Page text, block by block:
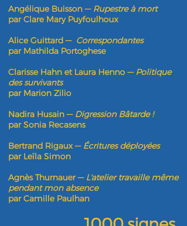
Angélique Buisson — Rupestre à mort
par Clare Mary Puyfoulhoux
Alice Guittard — Correspondantes
par Mathilda Portoghese
Clarisse Hahn et Laura Henno — Politique
des survivants
par Marion Zilio
Nadira Husain — Digression Bâtarde !
par Sonia Recasens
Bertrand Rigaux — Écritures déployées
par Leïla Simon
Agnès Thurnauer — L'atelier travaille même
pendant mon absence
par Camille Paulhan